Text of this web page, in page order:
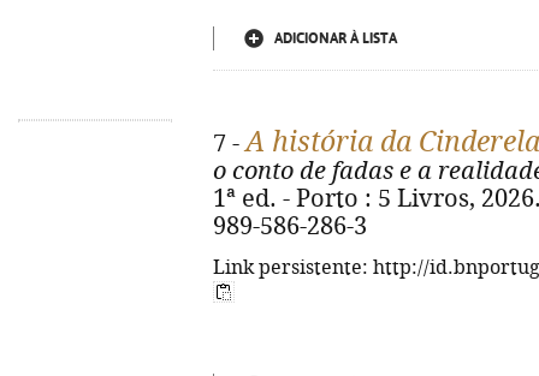
ADICIONAR À LISTA
7 -A história da
o conto de fadas e a
1ª ed. - Porto : 5 Livros,
989-586-286-3
Link persistente: http://